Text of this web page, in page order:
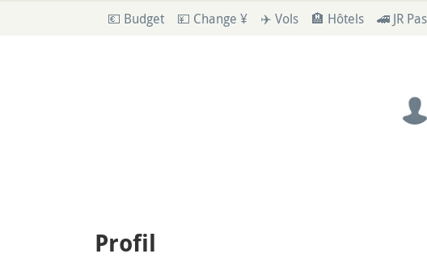
💶 Budget 💴 Change ¥ ✈️ Vols 🏨 Hôtels 🚄 JR
Profil